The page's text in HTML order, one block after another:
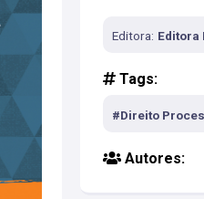
Editora: Editora
Tags:
#Direito
Autores: